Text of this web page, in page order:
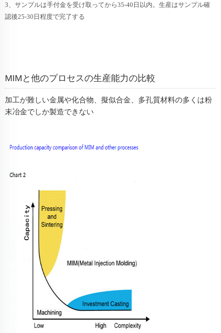
3、サンプルは手付金を受け取ってから35-40日以内。生産はサンプル確
認後25-30日程度で完了する
MIMと他のプロセスの生産能力の比較
加工が難しい金属や化合物、擬似合金、多孔質材料の多くは粉
末冶金でしか製造できない